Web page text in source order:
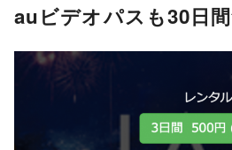
auビデオパスも30日